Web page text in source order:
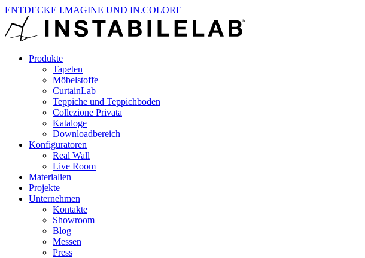
ENTDECKE I.MAGINE UND IN.COLORE
Produkte
Tapeten
Möbelstoffe
CurtainLab
Teppiche und Teppichboden
Collezione Privata
Kataloge
Downloadbereich
Konfiguratoren
Real Wall
Live Room
Materialien
Projekte
Unternehmen
Kontakte
Showroom
Blog
Messen
Press